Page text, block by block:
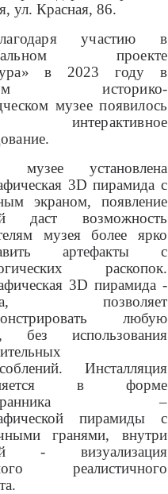
ул. Красная, 86.
участию в
проекте
в 2023 году в
историко-
музее появилось
интерактивное
музее установлена
3D пирамида с
экраном, появление
даст возможность
музея более ярко
артефакты с
раскопок.
3D пирамида -
позволяет
любую
без использования
Инсталляция
в форме
–
пирамиды с
гранями, внутри
- визуализация
реалистичного